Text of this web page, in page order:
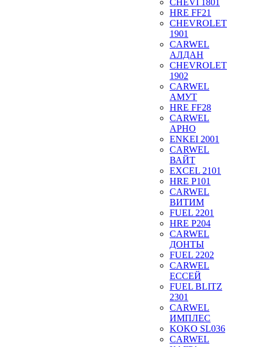
CHEVI 1801
HRE FF21
CHEVROLET
1901
CARWEL
АЛДАН
CHEVROLET
1902
CARWEL
АМУТ
HRE FF28
CARWEL
АРНО
ENKEI 2001
CARWEL
ВАЙТ
EXCEL 2101
HRE P101
CARWEL
ВИТИМ
FUEL 2201
HRE P204
CARWEL
ДОНТЫ
FUEL 2202
CARWEL
ЕССЕЙ
FUEL BLITZ
2301
CARWEL
ИМПЛЕС
KOKO SL036
CARWEL